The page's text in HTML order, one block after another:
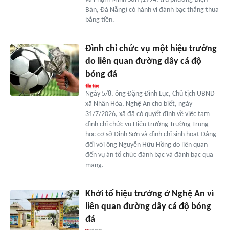
Bàn, Đà Nẵng) có hành vi đánh bạc thắng thua
bằng tiền.
Đình chỉ chức vụ một hiệu trưởng
do liên quan đường dây cá độ
bóng đá
Ngày 5/8, ông Đặng Đình Lục, Chủ tịch UBND
xã Nhân Hòa, Nghệ An cho biết, ngày
31/7/2026, xã đã có quyết định về việc tạm
đình chỉ chức vụ Hiệu trưởng Trường Trung
học cơ sở Đỉnh Sơn và đình chỉ sinh hoạt Đảng
đối với ông Nguyễn Hữu Hồng do liên quan
đến vụ án tổ chức đánh bạc và đánh bạc qua
mạng.
Khởi tố hiệu trưởng ở Nghệ An vì
liên quan đường dây cá độ bóng
đá